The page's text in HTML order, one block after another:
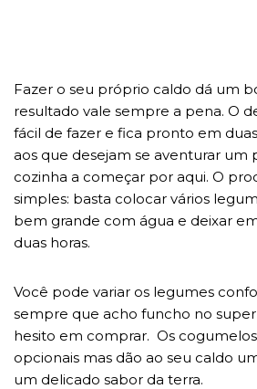
Fazer o seu próprio caldo dá um
resultado vale sempre a pena. O
fácil de fazer e fica pronto em
aos que desejam se aventurar um
cozinha a começar por aqui. O
simples: basta colocar vários
bem grande com água e deixar
duas horas.
Você pode variar os legumes
sempre que acho funcho no
hesito em comprar. Os cogumelos
opcionais mas dão ao seu caldo
um delicado sabor da terra.